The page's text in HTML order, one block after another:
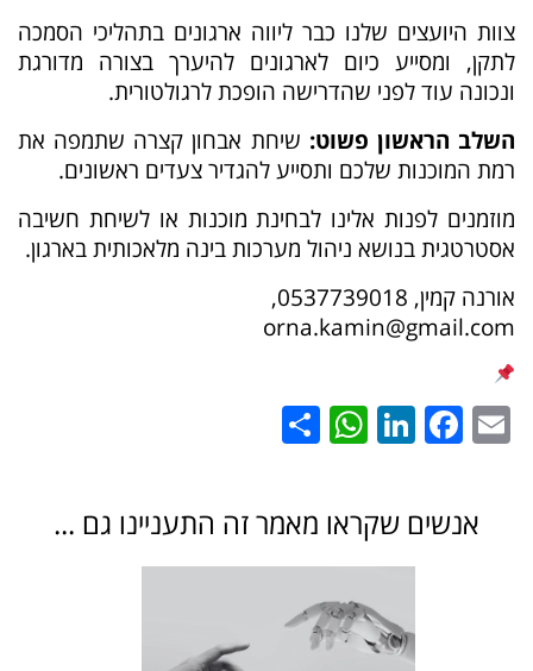
צוות היועצים שלנו כבר ליווה ארגונים בתהליכי הסמכה
לתקן, ומסייע כיום לארגונים להיערך בצורה מדורגת
ונכונה עוד לפני שהדרישה הופכת לרגולטורית.
השלב הראשון פשוט: שיחת אבחון קצרה שתמפה את
רמת המוכנות שלכם ותסייע להגדיר צעדים ראשונים.
מוזמנים לפנות אלינו לבחינת מוכנות או לשיחת חשיבה
אסטרטגית בנושא ניהול מערכות בינה מלאכותית בארגון.
אורנה קמין, 0537739018,
orna.kamin@gmail.com
Email
Facebook
LinkedIn
WhatsApp
אנשים שקראו מאמר זה התעניינו גם ...